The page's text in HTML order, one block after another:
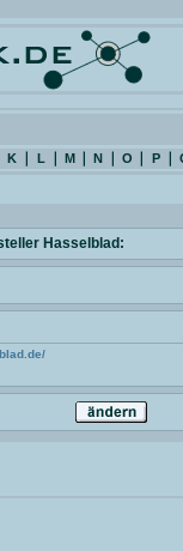
K L M N O P
Hasselblad: